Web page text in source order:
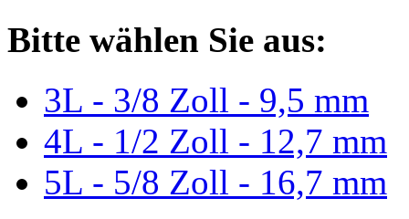
Bitte wählen Sie aus:
3L - 3/8 Zoll - 9,5 mm
4L - 1/2 Zoll - 12,7 mm
5L - 5/8 Zoll - 16,7 mm